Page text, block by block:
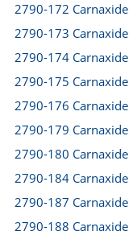
2790-172 Carnaxide
2790-173 Carnaxide
2790-174 Carnaxide
2790-175 Carnaxide
2790-176 Carnaxide
2790-179 Carnaxide
2790-180 Carnaxide
2790-184 Carnaxide
2790-187 Carnaxide
2790-188 Carnaxide